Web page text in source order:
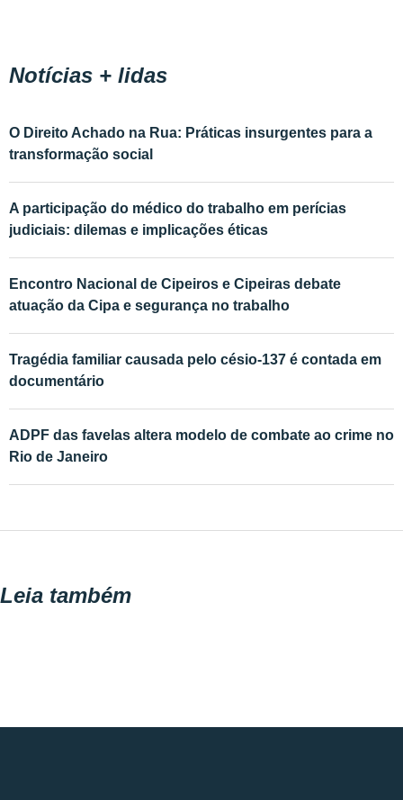
Notícias + lidas
O Direito Achado na Rua: Práticas insurgentes para a
transformação social
A participação do médico do trabalho em perícias
judiciais: dilemas e implicações éticas
Encontro Nacional de Cipeiros e Cipeiras debate
atuação da Cipa e segurança no trabalho
Tragédia familiar causada pelo césio-137 é contada em
documentário
ADPF das favelas altera modelo de combate ao crime no
Rio de Janeiro
Leia também